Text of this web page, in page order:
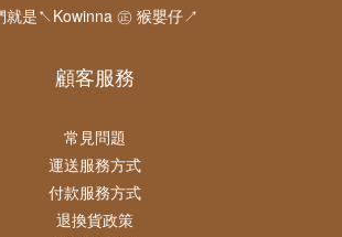
就是↖Kowinna ㊣ 猴嬰仔↗
顧客服務
常見問題
運送服務方式
付款服務方式
退換貨政策